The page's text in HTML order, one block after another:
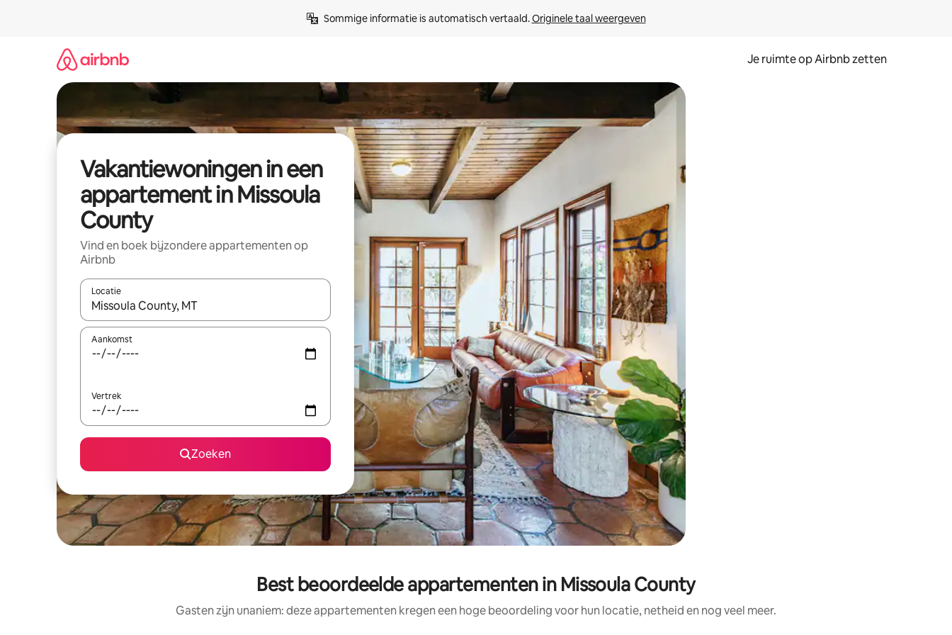
Sommige informatie is automatisch vertaald. Originele taal weergeven
Je ruimte op Airbnb zetten
Vakantiewoningen in een
appartement in Missoula
County
Vind en boek bijzondere appartementen op
Airbnb
Locatie
Wanneer er suggesties beschikbaar zijn, maak je een keuze met je de pijltjestoetsen omhoog en omlaag, óf door te tikken of swipen.
Aankomst
Vertrek
Zoeken
Best beoordeelde appartementen in Missoula County
Gasten zijn unaniem: deze appartementen kregen een hoge beoordeling voor hun locatie, netheid en nog veel meer.